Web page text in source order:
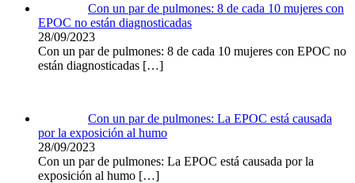
Con un par de pulmones: 8 de cada 10 mujeres con
EPOC no están diagnosticadas
28/09/2023
Con un par de pulmones: 8 de cada 10 mujeres con EPOC no
están diagnosticadas […]
Con un par de pulmones: La EPOC está causada
por la exposición al humo
28/09/2023
Con un par de pulmones: La EPOC está causada por la
exposición al humo […]